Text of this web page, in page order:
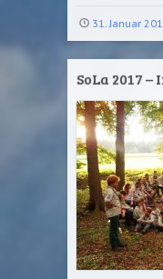
31. Januar
SoLa 2017